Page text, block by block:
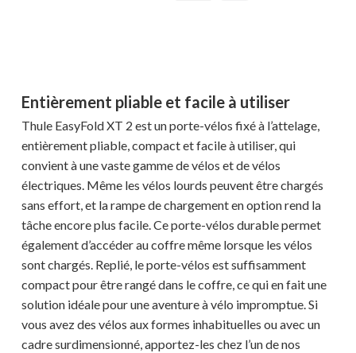
Entièrement pliable et facile à utiliser
Thule EasyFold XT 2 est un porte-vélos fixé à l’attelage,
entièrement pliable, compact et facile à utiliser, qui
convient à une vaste gamme de vélos et de vélos
électriques. Même les vélos lourds peuvent être chargés
sans effort, et la rampe de chargement en option rend la
tâche encore plus facile. Ce porte-vélos durable permet
également d’accéder au coffre même lorsque les vélos
sont chargés. Replié, le porte-vélos est suffisamment
compact pour être rangé dans le coffre, ce qui en fait une
solution idéale pour une aventure à vélo impromptue. Si
vous avez des vélos aux formes inhabituelles ou avec un
cadre surdimensionné, apportez-les chez l’un de nos